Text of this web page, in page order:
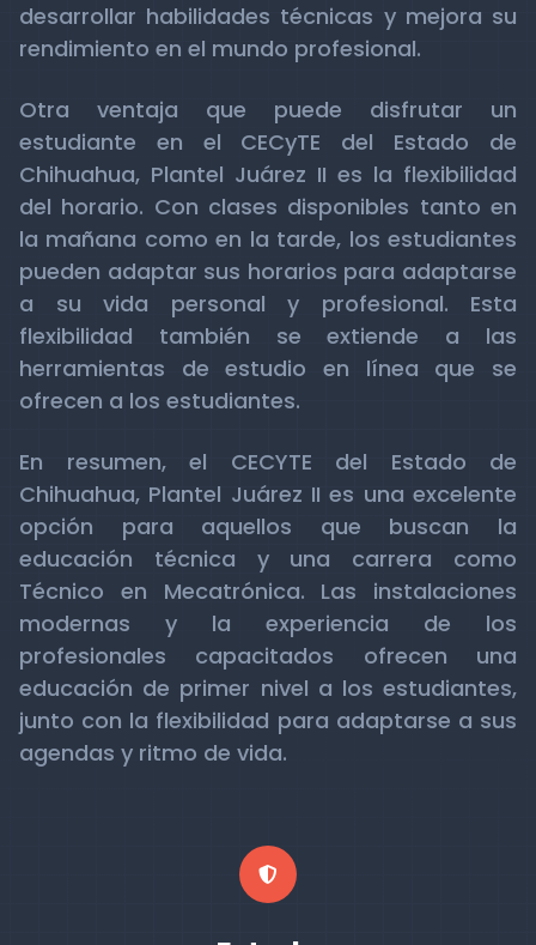
desarrollar habilidades técnicas y mejora su
rendimiento en el mundo profesional.
Otra ventaja que puede disfrutar un
estudiante en el CECyTE del Estado de
Chihuahua, Plantel Juárez II es la flexibilidad
del horario. Con clases disponibles tanto en
la mañana como en la tarde, los estudiantes
pueden adaptar sus horarios para adaptarse
a su vida personal y profesional. Esta
flexibilidad también se extiende a las
herramientas de estudio en línea que se
ofrecen a los estudiantes.
En resumen, el CECYTE del Estado de
Chihuahua, Plantel Juárez II es una excelente
opción para aquellos que buscan la
educación técnica y una carrera como
Técnico en Mecatrónica. Las instalaciones
modernas y la experiencia de los
profesionales capacitados ofrecen una
educación de primer nivel a los estudiantes,
junto con la flexibilidad para adaptarse a sus
agendas y ritmo de vida.